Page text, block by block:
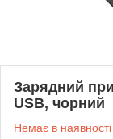
Зарядний
USB, чорний
Немає в наявності